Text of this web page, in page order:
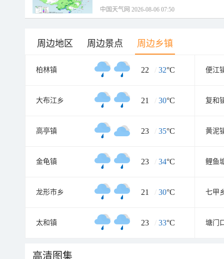
中国天气网 2026-08-06 07:50
周边地区 周边景点 周边乡镇
柏林镇 22 / 32°C 便江
大布江乡 21 / 30°C 复和
高亭镇 23 / 35°C 黄泥
金龟镇 23 / 34°C 鲤鱼
龙形市乡 21 / 30°C 七甲
太和镇 23 / 33°C 塘门
高清图集